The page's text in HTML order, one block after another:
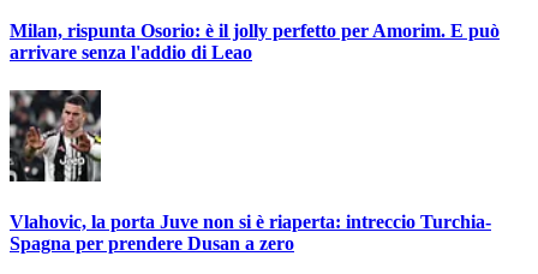
Milan, rispunta Osorio: è il jolly perfetto per Amorim. E può
arrivare senza l'addio di Leao
Vlahovic, la porta Juve non si è riaperta: intreccio Turchia-
Spagna per prendere Dusan a zero